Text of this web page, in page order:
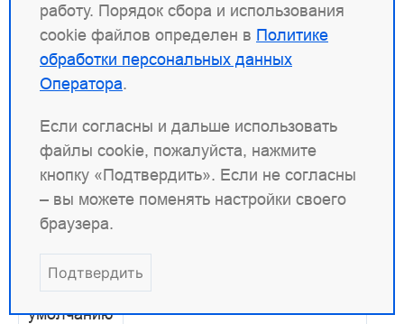
Фильтр EVFILT_TIMER , если используется
kqueue.
Функция timer_create()
Функция setitimer() , в противном случае.
use
По
умолчанию
—
работу. Порядок сбора и использования
cookie файлов определен в Политике
обработки персональных данных
Оператора.
Если согласны и дальше использовать
файлы cookie, пожалуйста, нажмите
кнопку «Подтвердить». Если не согласны
– вы можете поменять настройки своего
браузера.
Подтвердить